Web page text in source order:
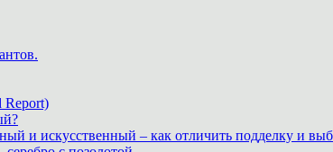
Report)
и искусственный – как отличить подделку и